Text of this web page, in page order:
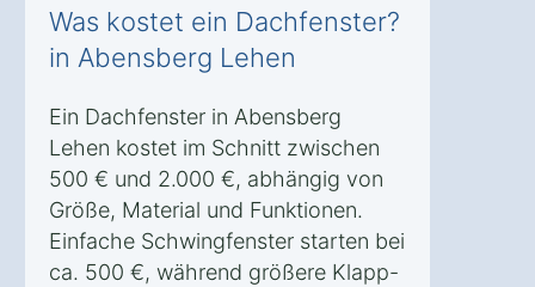
Was kostet ein Dachfenster?
in Abensberg Lehen
Ein Dachfenster in Abensberg
Lehen kostet im Schnitt zwischen
500 € und 2.000 €, abhängig von
Größe, Material und Funktionen.
Einfache Schwingfenster starten bei
ca. 500 €, während größere Klapp-